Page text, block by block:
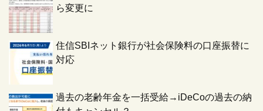
ら変更に
住信SBIネット銀行が社会保険料の口座振替に
対応
過去の老齢年金を一括受給→iDeCoの過去の納